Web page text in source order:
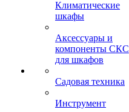
Климатические
шкафы
Аксессуары и
компоненты СКС
для шкафов
Садовая техника
Инструмент